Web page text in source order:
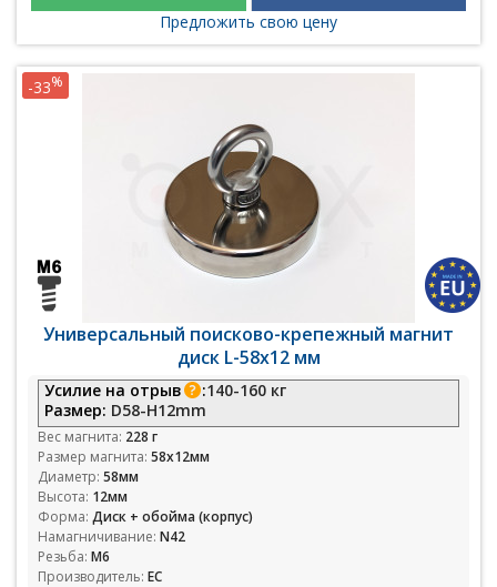
Предложить свою цену
Универсальный поисково-крепежный магнит
диск L-58x12 мм
Усилие на отрыв :140-160 кг
Размер: D58-H12mm
Вес магнита: 228 г
Размер магнита: 58х12мм
Диаметр: 58мм
Высота: 12мм
Форма: Диск + обойма (корпус)
Намагничивание: N42
Резьба: М6
Производитель: ЕС
-33%